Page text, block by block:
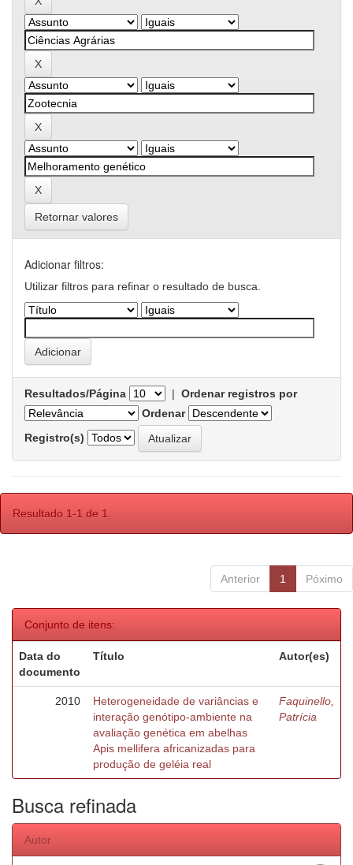
Retornar valores
Adicionar filtros:
Utilizar filtros para refinar o resultado de busca.
Resultados/Página | Ordenar registros por
Ordenar
Registro(s)
Resultado 1-1 de 1.
Anterior 1 Póximo
Conjunto de itens:
Data do
documento
Título Autor(es)
2010
Heterogeneidade de variâncias e
interação genótipo-ambiente na
avaliação genética em abelhas
Apis mellifera africanizadas para
produção de geléia real
Faquinello,
Patrícia
Busca refinada
Autor